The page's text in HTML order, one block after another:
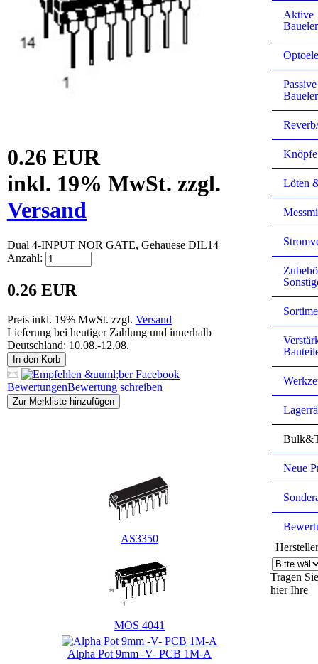
0.26 EUR
inkl. 19% MwSt. zzgl.
Versand
Dual 4-INPUT NOR GATE, Gehauese DIL14
Anzahl:
0.26 EUR
Preis inkl. 19% MwSt. zzgl. Versand
Lieferung bei heutiger Zahlung und innerhalb
Deutschland: 10.08.-12.08.
In den Korb
BewertungenBewertung schreiben
Zur Merkliste hinzufügen
AS3350
MOS 4041
Alpha Pot 9mm -V- PCB 1M-A
Aktive
Passive
Knöpfe
Löten
Neue
Tragen
hier Ihre